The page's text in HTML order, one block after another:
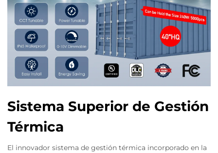
Sistema Superior de Gestión
Térmica
El innovador sistema de gestión térmica incorporado en la